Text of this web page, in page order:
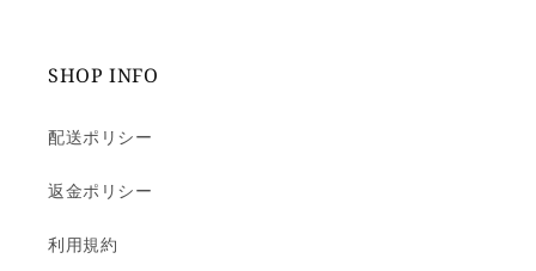
SHOP INFO
配送ポリシー
返金ポリシー
利用規約